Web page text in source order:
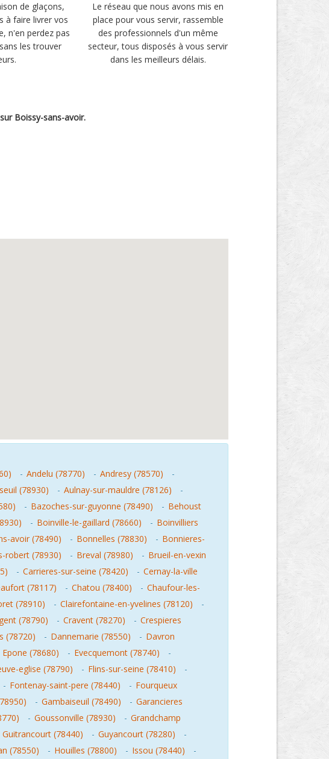
de glaçons,
à faire livrer vos
n'en perdez pas
les trouver
Le réseau que nous avons mis en
place pour vous servir, rassemble
des professionnels d'un même
secteur, tous disposés à vous servir
dans les meilleurs délais.
Boissy-sans-avoir.
- Andelu (78770) - Andresy (78570)
-
(78930) - Aulnay-sur-mauldre (78126)
-
- Bazoches-sur-guyonne (78490) - Behoust
- Boinville-le-gaillard (78660) - Boinvilliers
avoir (78490) - Bonnelles (78830) - Bonnieres-
robert (78930) - Breval (78980) - Brueil-en-vexin
- Carrieres-sur-seine (78420) - Cernay-la-ville
(78117) - Chatou (78400) - Chaufour-les-
(78910) - Clairefontaine-en-yvelines (78120)
-
(78790) - Cravent (78270) - Crespieres
(78720) - Dannemarie (78550) - Davron
Epone (78680) - Evecquemont (78740)
-
eglise (78790) - Flins-sur-seine (78410)
-
- Fontenay-saint-pere (78440) - Fourqueux
- Gambaiseuil (78490) - Garancieres
- Goussonville (78930) - Grandchamp
Guitrancourt (78440) - Guyancourt (78280)
-
(78550) - Houilles (78800) - Issou (78440) -